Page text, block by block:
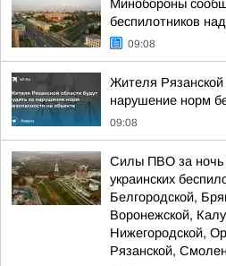
Минобороны
беспилотников
09:08
Жителя Рязанской
нарушение норм
09:08
Силы ПВО за ночь
украинских
Белгородской,
Воронежской,
Нижегородской,
Рязанской,